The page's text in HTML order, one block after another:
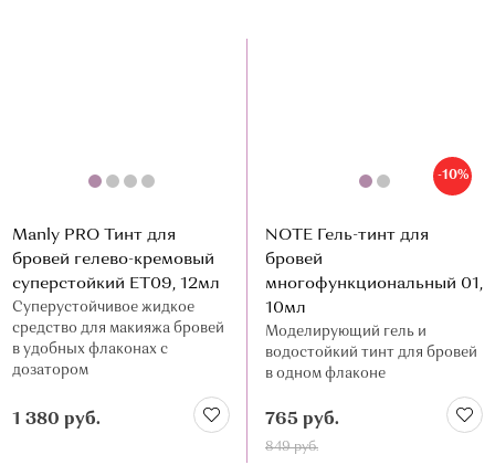
Manly PRO Тинт для
бровей гелево-кремовый
суперстойкий ЕТ09, 12мл
Суперустойчивое жидкое
средство для макияжа бровей
в удобных флаконах с
дозатором
1 380 руб.
-10%
NOTE Гель-тинт для
бровей
многофункциональный 01,
10мл
Моделирующий гель и
водостойкий тинт для бровей
в одном флаконе
765 руб.
849 руб.